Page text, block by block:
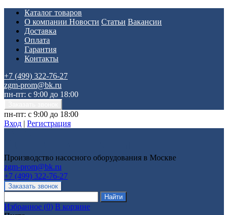
Каталог товаров
О компании Новости Статьи Вакансии
Доставка
Оплата
Гарантия
Контакты
+7 (499) 322-76-27
zgm-prom@bk.ru
пн-пт: с 9:00 до 18:00
пн-пт: с 9:00 до 18:00
Вход | Регистрация
Производство насосного оборудования в Москве
zgm-prom@bk.ru
+7 (499) 322-76-27
Избранное (0) В корзине